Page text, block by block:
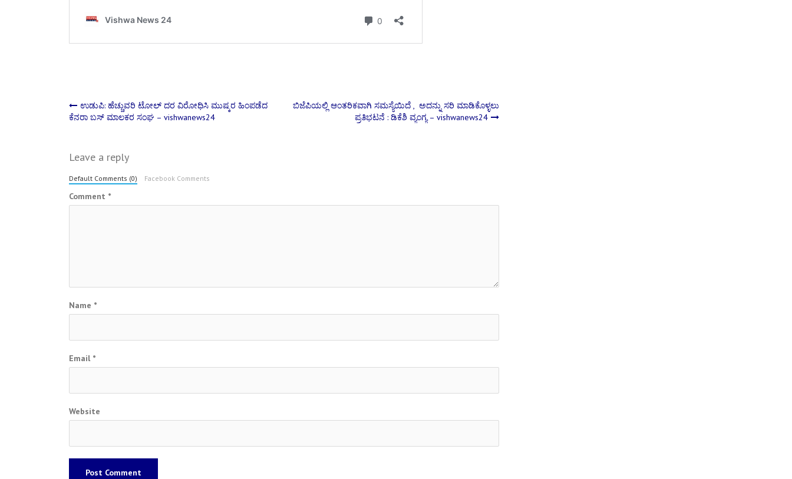
Post
ಉಡುಪಿ: ಹೆಚ್ಚುವರಿ ಟೋಲ್ ದರ ವಿರೋಧಿಸಿ ಮುಷ್ಕರ ಹಿಂಪಡೆದ
ಕೆನರಾ ಬಸ್‌ ಮಾಲಕರ ಸಂಘ – vishwanews24
ಬಿಜೆಪಿಯಲ್ಲಿ ಆಂತರಿಕವಾಗಿ ಸಮಸ್ಯೆಯಿದೆ , ಅದನ್ನು ಸರಿ ಮಾಡಿಕೊಳ್ಳಲು
ಪ್ರತಿಭಟನೆ : ಡಿಕೆಶಿ ವ್ಯಂಗ್ಯ – vishwanews24
Leave a reply
Default Comments (0) Facebook Comments
Comment *
Name *
Email *
Website